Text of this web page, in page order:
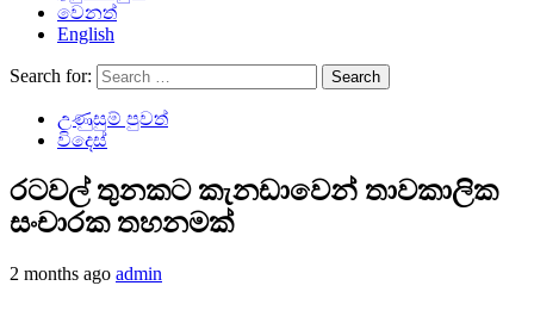
වෙනත්
English
Search for:
උණුසුම් පුවත්
විදෙස්
රටවල් තුනකට කැනඩාවෙන් තාවකාලික
සංචාරක තහනමක්
2 months ago admin